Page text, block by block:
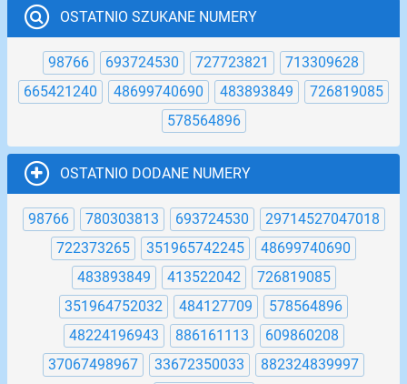
OSTATNIO SZUKANE NUMERY
98766 693724530 727723821
713309628
665421240
48699740690 483893849
726819085
578564896
OSTATNIO DODANE NUMERY
98766 780303813 693724530
29714527047018
722373265
351965742245
48699740690
483893849
413522042
726819085
351964752032
484127709
578564896
48224196943
886161113
609860208
37067498967
33672350033 882324839997